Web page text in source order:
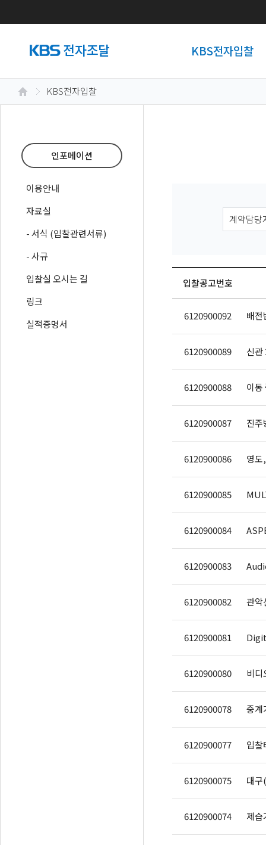
KBS전자입찰
KBS전자입찰
인포메이션
이용안내
자료실
- 서식 (입찰관련서류)
- 사규
입찰실 오시는 길
링크
실적증명서
입찰공고번호
6120900092 배전
6120900089 신관
6120900088
6120900087 진주
6120900086 영도
6120900085
6120900084
6120900083
6120900082 관악
6120900081
6120900080 비디
6120900078
6120900077 입찰
6120900075 대구
6120900074 제